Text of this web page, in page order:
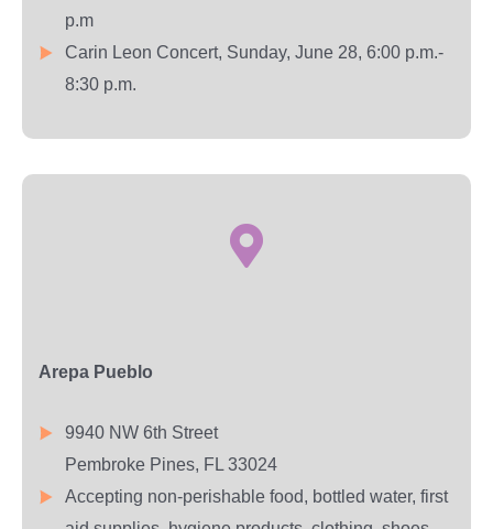
p.m
Carin Leon Concert, Sunday, June 28, 6:00 p.m.-
8:30 p.m.
Arepa Pueblo
9940 NW 6th Street
Pembroke Pines, FL 33024
Accepting non-perishable food, bottled water, first